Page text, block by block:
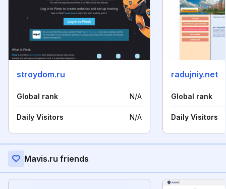
stroydom.ru
Global rank N/A
Daily Visitors N/A
radujniy.net
Global rank
Daily Visitors
Mavis.ru friends